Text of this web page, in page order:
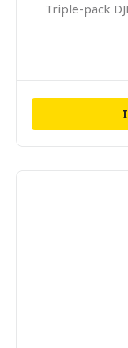
Triple-pack